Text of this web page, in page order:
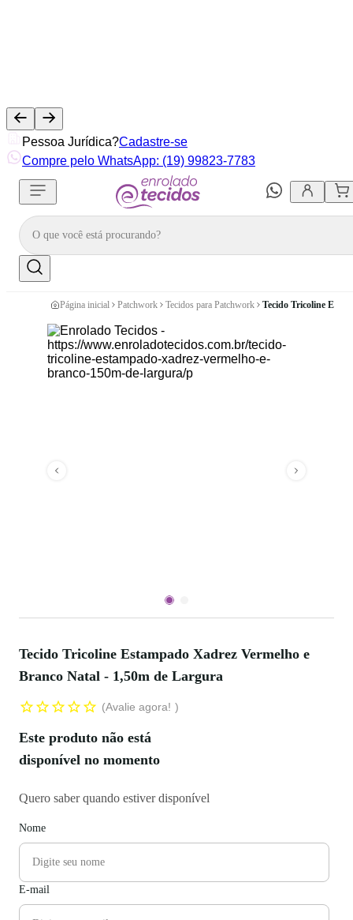
Pessoa Jurídica?Cadastre-se
Compre pelo WhatsApp: (19) 99823-7783
Página inicial Patchwork Tecidos para Patchwork Tecido Tricoline
Tecido Tricoline Estampado Xadrez Vermelho e
Branco Natal - 1,50m de Largura
Avalie agora!
Este produto não está
disponível no momento
Quero saber quando estiver disponível
Nome
E-mail